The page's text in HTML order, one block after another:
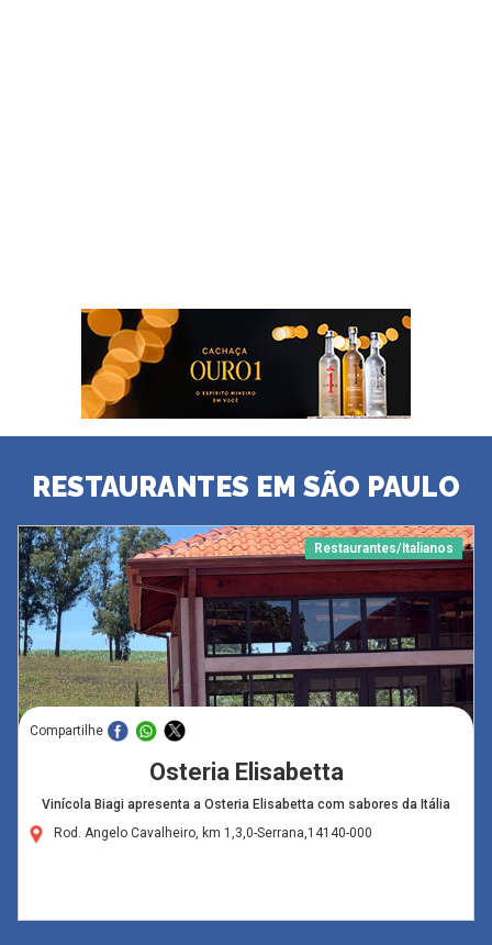
RESTAURANTES EM SÃO PAULO
Restaurantes/Italianos
Compartilhe
Osteria Elisabetta
Vinícola Biagi apresenta a Osteria Elisabetta com sabores da Itália
Rod. Angelo Cavalheiro, km 1,3,0-Serrana,14140-000